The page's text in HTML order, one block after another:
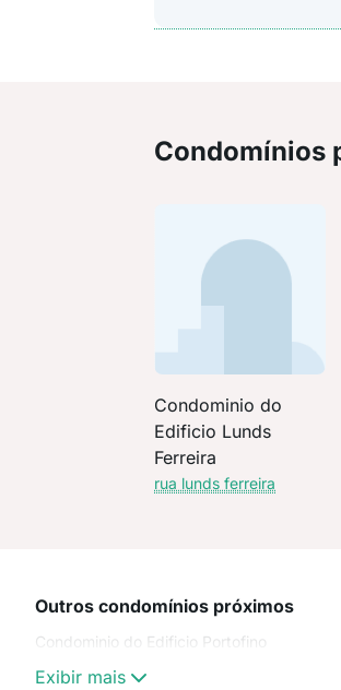
Condomínios
Condominio do
Edificio Lunds
Ferreira
rua lunds ferreira
Outros condomínios próximos
Condominio do Edificio Portofino
Exibir mais